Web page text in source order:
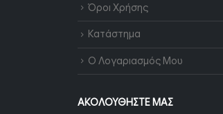
Όροι Χρήσης
Κατάστημα
Ο Λογαριασμός Μου
ΑΚΟΛΟΥΘΉΣΤΕ ΜΑΣ